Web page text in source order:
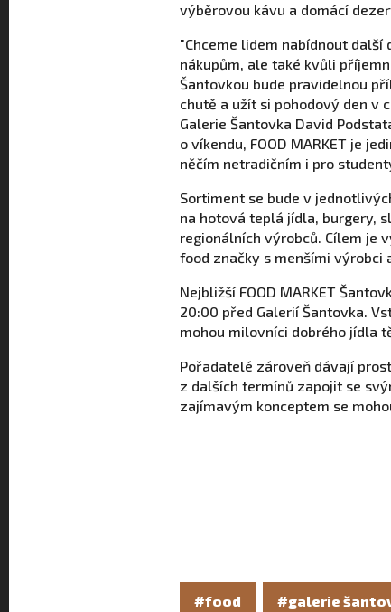
výběrovou kávu a domácí
"Chceme lidem nabídnout
nákupům, ale také kvůli
Šantovkou bude pravidelnou
chutě a užít si pohodový den v
Galerie Šantovka David
o víkendu, FOOD MARKET je
něčím netradičním i pro
Sortiment se bude v
na hotová teplá jídla, burgery,
regionálních výrobců. Cílem je
food značky s menšími výrobci
Nejbližší FOOD MARKET
20:00 před Galerií Šantovka.
mohou milovníci dobrého jídla
Pořadatelé zároveň dávají
z dalších termínů zapojit se
zajímavým konceptem se
#food #galerie